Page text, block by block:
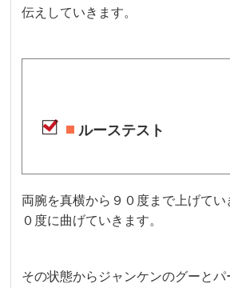
伝えしていきます。
ルーステスト
両腕を真横から９０度まで上げてい
０度に曲げていきます。
その状態からジャンケンのグーとパ